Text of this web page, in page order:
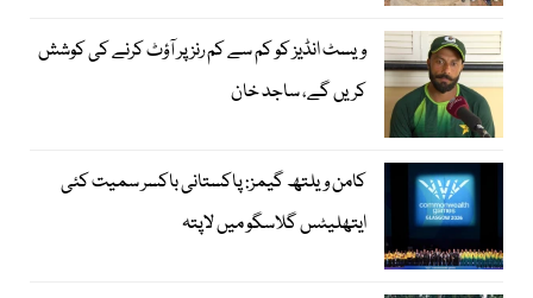
ویسٹ انڈیز کو کم سے کم رنز پر آؤٹ کرنے کی کوشش
کریں گے، ساجد خان
کامن ویلتھ گیمز: پاکستانی باکسر سمیت کئی
ایتھلیٹس گلاسگو میں لاپتہ